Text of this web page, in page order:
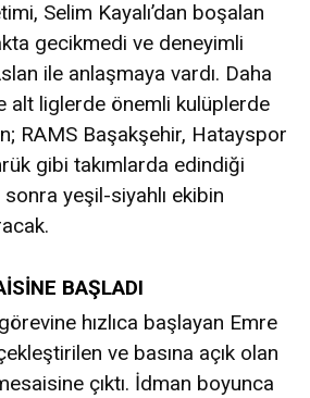
Selim Kayalı’dan boşalan
gecikmedi ve deneyimli
ile anlaşmaya vardı. Daha
alt liglerde önemli kulüplerde
RAMS Başakşehir, Hatayspor
gibi takımlarda edindiği
yeşil-siyahlı ekibin
BAŞLADI
hızlıca başlayan Emre
ve basına açık olan
çıktı. İdman boyunca